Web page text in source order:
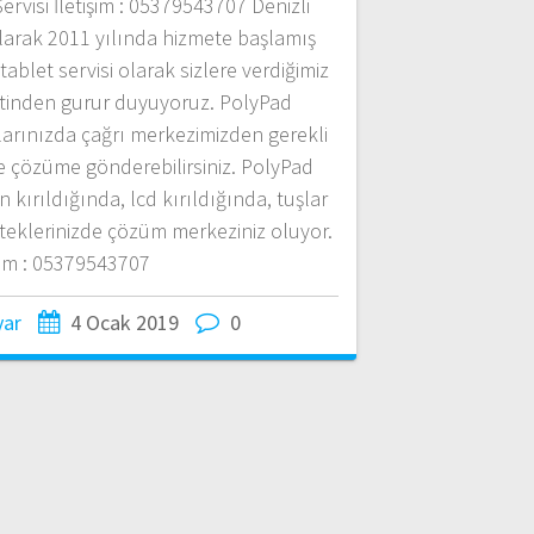
2011 yılında hizmete başlamış
servisi olarak sizlere verdiğimiz
gurur duyuyoruz. PolyPad
çağrı merkezimizden gerekli
çözüme gönderebilirsiniz. PolyPad
lcd kırıldığında, tuşlar
çözüm merkeziniz oluyor.
: 05379543707
4 Ocak 2019 0